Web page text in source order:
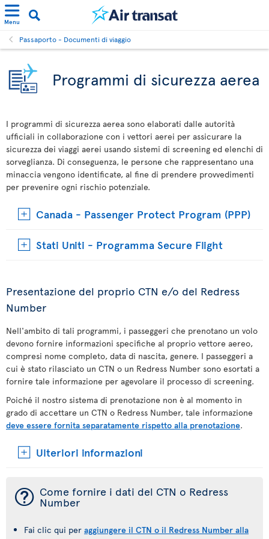
Menu
Passaporto - Documenti di viaggio
Programmi di sicurezza aerea
I programmi di sicurezza aerea sono elaborati dalle autorità
ufficiali in collaborazione con i vettori aerei per assicurare la
sicurezza dei viaggi aerei usando sistemi di screening ed elenchi di
sorveglianza. Di conseguenza, le persone che rappresentano una
minaccia vengono identificate, al fine di prendere provvedimenti
per prevenire ogni rischio potenziale.
Canada - Passenger Protect Program (PPP)
Stati Uniti - Programma Secure Flight
Presentazione del proprio CTN e/o del Redress
Number
Nell'ambito di tali programmi, i passeggeri che prenotano un volo
devono fornire informazioni specifiche al proprio vettore aereo,
compresi nome completo, data di nascita, genere. I passeggeri a
cui è stato rilasciato un CTN o un Redress Number sono esortati a
fornire tale informazione per agevolare il processo di screening.
Poiché il nostro sistema di prenotazione non è al momento in
grado di accettare un CTN o Redress Number, tale informazione
deve essere fornita separatamente rispetto alla prenotazione.
Ulteriori informazioni
¯ Come fornire i dati del CTN o Redress
Number
Fai clic qui per aggiungere il CTN o il Redress Number alla